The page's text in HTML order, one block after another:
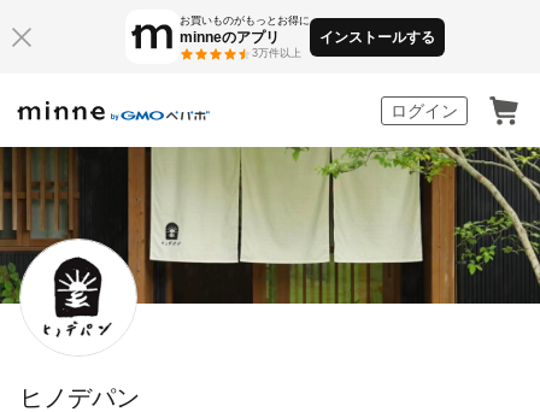
お買いものがもっとお得に
minneのアプリ
3万件以上
インストールする
ログイン
ヒノデパン